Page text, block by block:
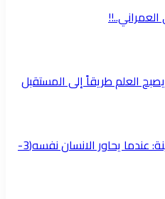
العلم طريقاً إلى المستقبل
البرهان وضياع الفرص الثمينة: عندما يحاور الانسان نفسه(3-